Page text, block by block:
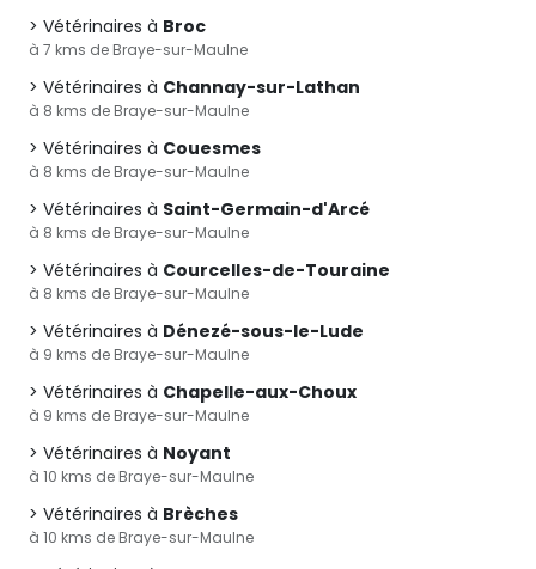
Vétérinaires à Broc
à 7 kms de Braye-sur-Maulne
Vétérinaires à Channay-sur-Lathan
à 8 kms de Braye-sur-Maulne
Vétérinaires à Couesmes
à 8 kms de Braye-sur-Maulne
Vétérinaires à Saint-Germain-d'Arcé
à 8 kms de Braye-sur-Maulne
Vétérinaires à Courcelles-de-Touraine
à 8 kms de Braye-sur-Maulne
Vétérinaires à Dénezé-sous-le-Lude
à 9 kms de Braye-sur-Maulne
Vétérinaires à Chapelle-aux-Choux
à 9 kms de Braye-sur-Maulne
Vétérinaires à Noyant
à 10 kms de Braye-sur-Maulne
Vétérinaires à Brèches
à 10 kms de Braye-sur-Maulne